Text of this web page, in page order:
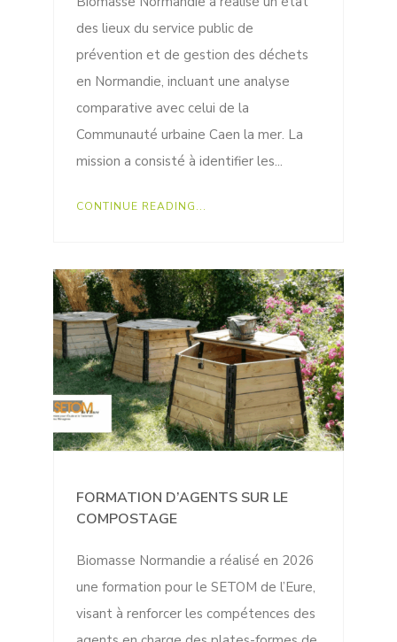
des lieux du service public de
prévention et de gestion des déchets
en Normandie, incluant une analyse
comparative avec celui de la
Communauté urbaine Caen la mer. La
mission a consisté à identifier les...
CONTINUE READING...
FORMATION D’AGENTS SUR LE
COMPOSTAGE
Biomasse Normandie a réalisé en 2026
une formation pour le SETOM de l’Eure,
visant à renforcer les compétences des